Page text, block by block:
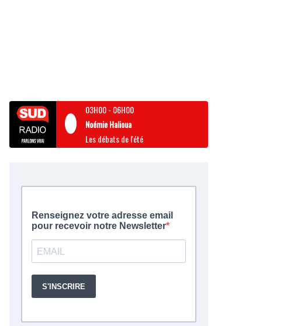
03H00- 06H00
Noémie Halioua
Les débats de l'été